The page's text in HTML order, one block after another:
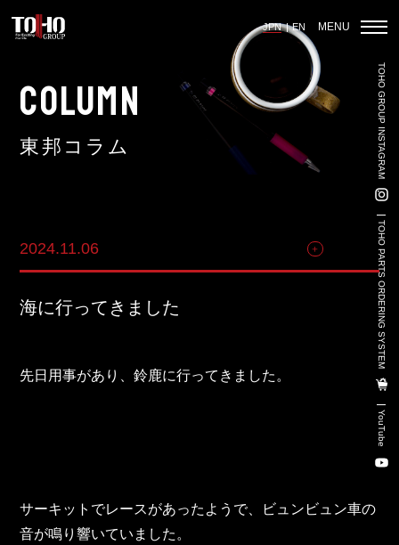
JPN EN MENU
中古車販売事業
輸出入事業
TOHO GROUP INSTAGRAM
TOHO PARTS ORDERING SYSTEM
YouTube
COLUMN
東邦コラム
2024.11.06 その他
海に行ってきました
先日用事があり、鈴鹿に行ってきました。
サーキットでレースがあったようで、ビュンビュン車の
音が鳴り響いていました。